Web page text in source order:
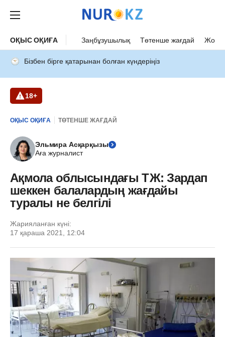
ОҚЫС ОҚИҒА Заңбұзушылық Төтенше жағдай Жол
Бізбен бірге қатарынан болған күндеріңіз
18+
ОҚЫС ОҚИҒА ТӨТЕНШЕ ЖАҒДАЙ
Эльмира Асқарқызы
Аға журналист
Ақмола облысындағы ТЖ: Зардап
шеккен балалардың жағдайы
туралы не белгілі
Жарияланған күні:
17 қараша 2021, 12:04